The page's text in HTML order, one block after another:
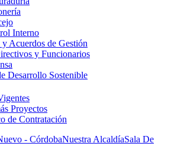
Interno
Acuerdos de Gestión
y Funcionarios
Desarrollo Sostenible
Proyectos
de Contratación
- CórdobaNuestra AlcaldíaSala De